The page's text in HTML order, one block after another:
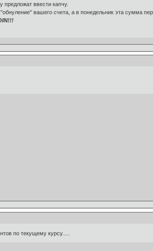
ввести капчу.
вашего счета, а в понедельник эта сумма
по текущему курсу.....